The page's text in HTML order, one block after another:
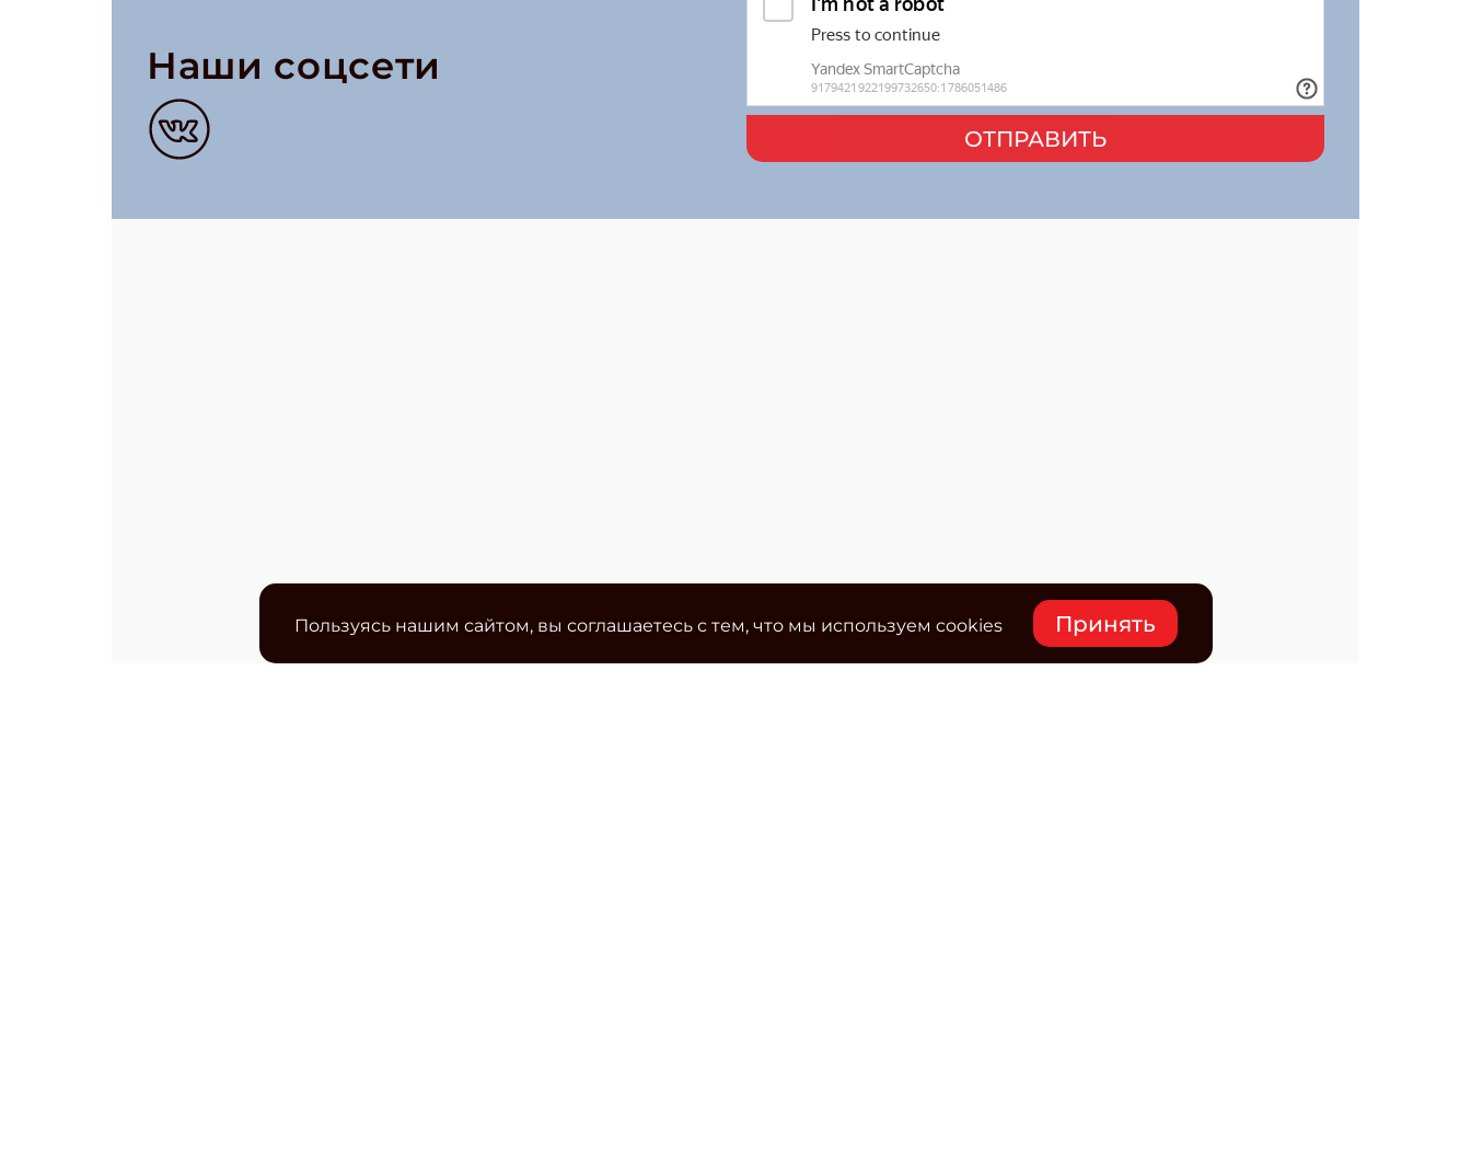
Наши соцсети
ОТПРАВИТЬ
Пользуясь нашим сайтом, вы соглашаетесь с тем, что мы используем cookies Принять